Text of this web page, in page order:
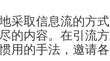
采取信息流的方
的内容。在引流
用的手法，邀请